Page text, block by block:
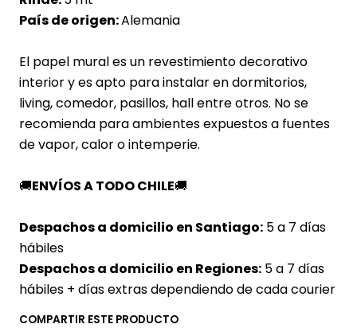
País de origen:Alemania
El papel mural es un revestimiento decorativo
interior y es apto para instalar en dormitorios,
living, comedor, pasillos, hall entre otros. No se
recomienda para ambientes expuestos a fuentes
de vapor, calor o intemperie.
🚚ENVÍOS A TODO CHILE🚚
Despachos a domicilio en Santiago: 5 a 7 días
hábiles
Despachos a domicilio en Regiones: 5 a 7 días
hábiles + días extras dependiendo de cada courier
COMPARTIR ESTE PRODUCTO